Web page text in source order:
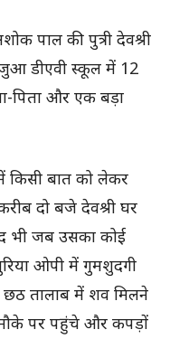
पाल की पुत्री देवश्री
डीएवी स्कूल में 12
पिता और एक बड़ा
किसी बात को लेकर
दो बजे देवश्री घर
भी जब उसका कोई
ओपी में गुमशुदगी
छठ तालाब में शव मिलने
पर पहुंचे और कपड़ों